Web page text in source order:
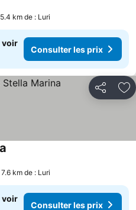
km de : Luri
voir
Consulter les prix
Partager
km de : Luri
voir
Consulter les prix